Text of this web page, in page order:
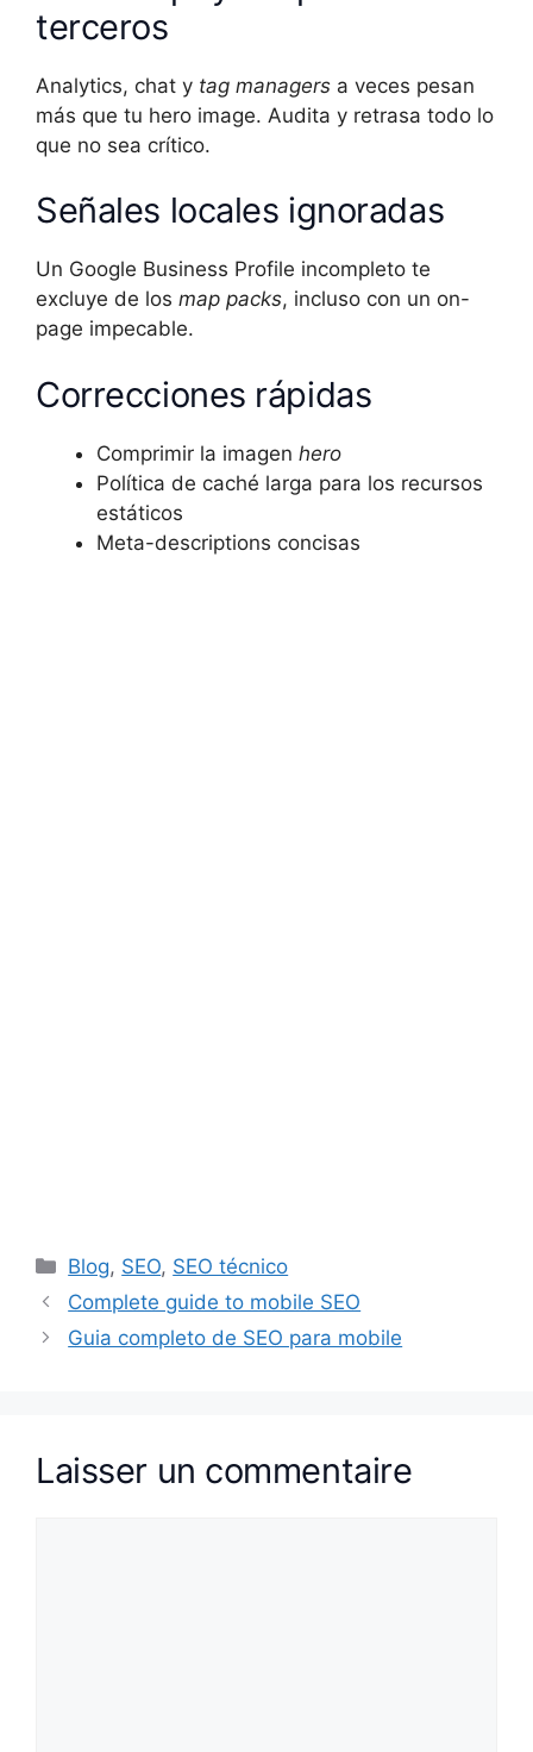
terceros
Analytics, chat y tag managers a veces pesan
más que tu hero image. Audita y retrasa todo lo
que no sea crítico.
Señales locales ignoradas
Un Google Business Profile incompleto te
excluye de los map packs, incluso con un on-
page impecable.
Correcciones rápidas
Comprimir la imagen hero
Política de caché larga para los recursos
estáticos
Meta-descriptions concisas
Catégories
Blog, SEO, SEO técnico
Complete guide to mobile SEO
Guia completo de SEO para mobile
Laisser un commentaire